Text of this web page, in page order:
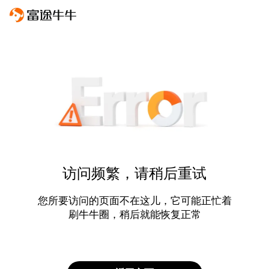
访问频繁，请稍后重试
您所要访问的页面不在这儿，它可能正忙着
刷牛牛圈，稍后就能恢复正常